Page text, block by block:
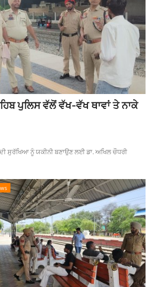
ਪੁਲਿਸ ਵੱਲੋਂ ਵੱਖ-ਵੱਖ ਥਾਵਾਂ ਤੇ ਨਾਕੇ
ਸੁਰੱਖਿਆ ਨੂੰ ਯਕੀਨੀ ਬਣਾਉਣ ਲਈ ਡਾ. ਅਖਿਲ ਚੌਧਰੀ